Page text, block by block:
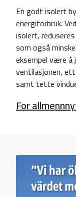
En godt isolert
energiforbruk.
isolert,
som også
eksempel være
ventilasjonen,
samt tette
For